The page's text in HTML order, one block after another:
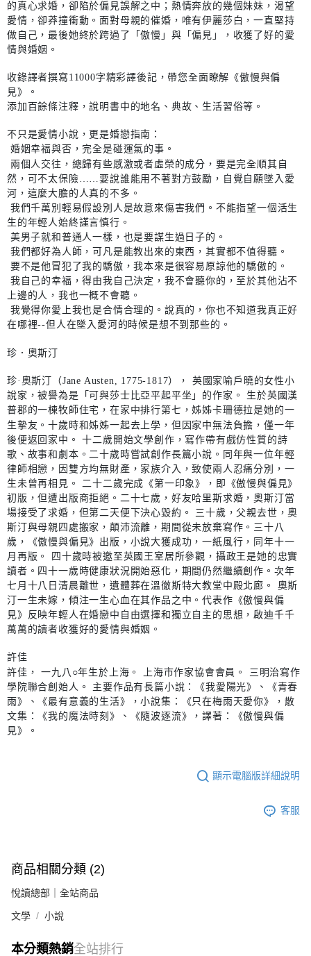
的真心求婚，卻陷於偏見誤解之中；熱情奔放的幾個妹妹，渴望
愛情，卻莽撞衝動。面對母親的催婚，唯有伊麗莎白，一直堅持
做自己，最後她終於跨過了「傲慢」與「偏見」，收獲了好的愛
情與婚姻。
收錄譯者撰寫11000字精彩譯後記，帶您全面瞭解《傲慢與偏
見》。
添加百餘條注釋，說明書中的地名、典故、生活習俗等。
不只是愛情小說，更是婚戀指南：
婚姻幸福與否，完全是碰運氣的事。
兩個人交往，總歸有些感激或者虛榮的成分，要是完全順其自
然，可不太保險……要說誰能用不著對方鼓勵，自覺自願墜入愛
河，這麼大膽的人真的不多。
我們千萬別輕易假設別人是故意來傷害我們。不能指望一個活生
生的年輕人始終謹言慎行。
美男子就和普通人一樣，也是要謀生過日子的。
我們都好為人師，可凡是能教出來的東西，其實都不值得聽。
要不是他冒犯了我的驕傲，我本來是很容易原諒他的驕傲的。
我自己的幸福，得由我自己決定，我不會聽你的，至於其他沾不
上邊的人，我也一概不會聽。
我覺得你愛上我也是合情合理的。說真的，你也不知道我真正好
在哪裡--但人在墜入愛河的時候是想不到那些的。
珍．奧斯汀
珍·奧斯汀（Jane Austen, 1775-1817）， 英國家喻戶曉的女性小
說家，被譽為是「可與莎士比亞平起平坐」的作家。 生於英國漢
普郡的一棟牧師住宅，在家中排行第七，姊姊卡珊德拉是她的一
生摯友。十歲時和姊姊一起去上學，但因家中無法負擔，僅一年
後便返回家中。 十二歲開始文學創作，寫作帶有戲仿性質的詩
歌、故事和劇本。二十歲時嘗試創作長篇小說。同年與一位年輕
律師相戀，因雙方均無財產，家族介入，致使兩人忍痛分別，一
生未曾再相見。 二十二歲完成《第一印象》，即《傲慢與偏見》
初版，但遭出版商拒絕。二十七歲，好友哈里斯求婚，奧斯汀當
場接受了求婚，但第二天便下決心毀約。 三十歲，父親去世，奧
斯汀與母親四處搬家，顛沛流離，期間從未放棄寫作。三十八
歲，《傲慢與偏見》出版，小說大獲成功，一紙風行，同年十一
月再版。 四十歲時被邀至英國王室居所參觀，攝政王是她的忠實
讀者。四十一歲時健康狀況開始惡化，期間仍然繼續創作。次年
七月十八日清晨離世，遺體葬在溫徹斯特大教堂中殿北廊。 奧斯
汀一生未嫁，傾注一生心血在其作品之中。代表作《傲慢與偏
見》反映年輕人在婚戀中自由選擇和獨立自主的思想，啟迪千千
萬萬的讀者收獲好的愛情與婚姻。
許佳
許佳， 一九八○年生於上海。 上海市作家協會會員。 三明治寫作
學院聯合創始人。 主要作品有長篇小說：《我愛陽光》、《青春
雨》、《最有意義的生活》，小說集：《只在梅雨天愛你》，散
文集：《我的魔法時刻》、《隨波逐流》，譯著：《傲慢與偏
見》。
顯示電腦版詳細說明
客服
商品相關分類 (2)
悅讀總部｜全站商品
文學 小說
本分類熱銷全站排行